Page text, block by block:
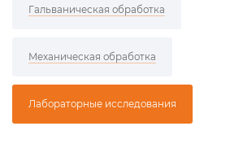
Гальваническая обработка
Механическая обработка
Лабораторные исследования